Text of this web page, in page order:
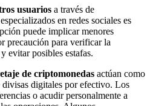
usuarios a través de
en redes sociales es
puede implicar menores
precaución para verificar la
evitar posibles estafas.
de criptomonedas actúan como
digitales por efectivo. Los
o acudir personalmente a